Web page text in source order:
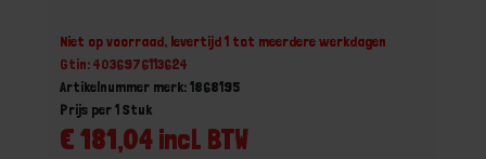
Niet op voorraad, levertijd 1 tot meerdere werkdagen
Gtin: 4036976113624
Artikelnummer merk: 1868195
€ 181,04 incl. BTW
Prijs per 1 Stuk